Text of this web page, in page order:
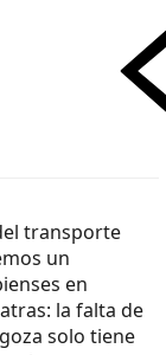
transporte
un
en
la falta de
solo tiene